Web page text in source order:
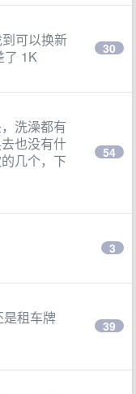
可以换新
了 1K
30
洗澡都有
也没有什
几个，下
54
3
租车牌
39